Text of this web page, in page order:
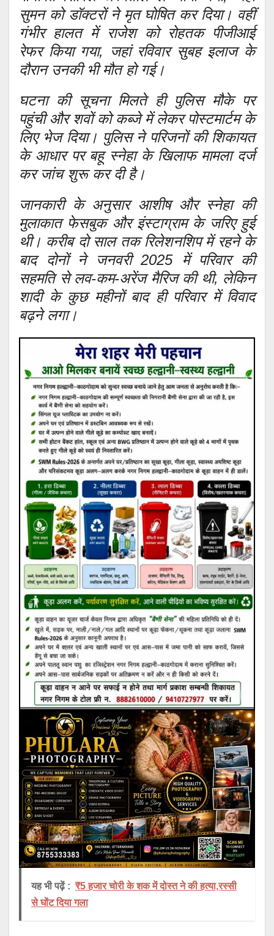
सुमन को डॉक्टरों ने मृत घोषित कर दिया। वहीं
गंभीर हालत में राजेश को रोहतक पीजीआई
रेफर किया गया, जहां रविवार सुबह इलाज के
दौरान उनकी भी मौत हो गई।
घटना की सूचना मिलते ही पुलिस मौके पर
पहुंची और शवों को कब्जे में लेकर पोस्टमार्टम के
लिए भेज दिया। पुलिस ने परिजनों की शिकायत
के आधार पर बहू स्नेहा के खिलाफ मामला दर्ज
कर जांच शुरू कर दी है।
जानकारी के अनुसार आशीष और स्नेहा की
मुलाकात फेसबुक और इंस्टाग्राम के जरिए हुई
थी। करीब दो साल तक रिलेशनशिप में रहने के
बाद दोनों ने जनवरी 2025 में परिवार की
सहमति से लव-कम-अरेंज मैरिज की थी, लेकिन
शादी के कुछ महीनों बाद ही परिवार में विवाद
बढ़ने लगा।
यह भी पढ़ें : ₹5 हजार चोरी के शक में दोस्त ने की हत्या,रस्सी
से घोंट दिया गला